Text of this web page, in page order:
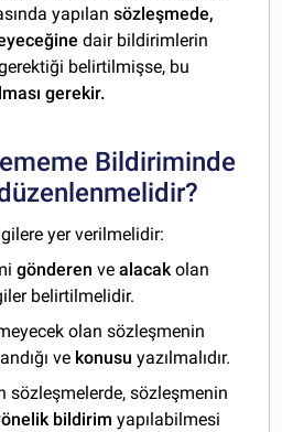
yapılansözleşmede,
dair bildirimlerin
belirtilmişse, bu
gerekir.
Bildiriminde
yer verilmelidir:
gönderen vealacakolan
belirtilmelidir.
olan sözleşmenin
ve konusu yazılmalıdır.
sözleşmelerde, sözleşmenin
bildirim yapılabilmesi